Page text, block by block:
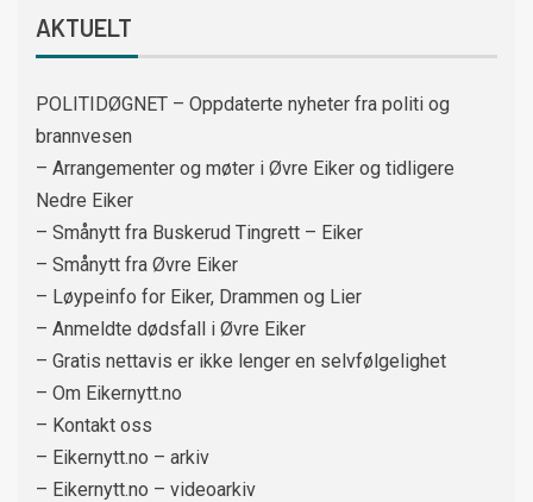
AKTUELT
POLITIDØGNET – Oppdaterte nyheter fra politi og
brannvesen
– Arrangementer og møter i Øvre Eiker og tidligere
Nedre Eiker
– Smånytt fra Buskerud Tingrett – Eiker
– Smånytt fra Øvre Eiker
– Løypeinfo for Eiker, Drammen og Lier
– Anmeldte dødsfall i Øvre Eiker
– Gratis nettavis er ikke lenger en selvfølgelighet
– Om Eikernytt.no
– Kontakt oss
– Eikernytt.no – arkiv
– Eikernytt.no – videoarkiv